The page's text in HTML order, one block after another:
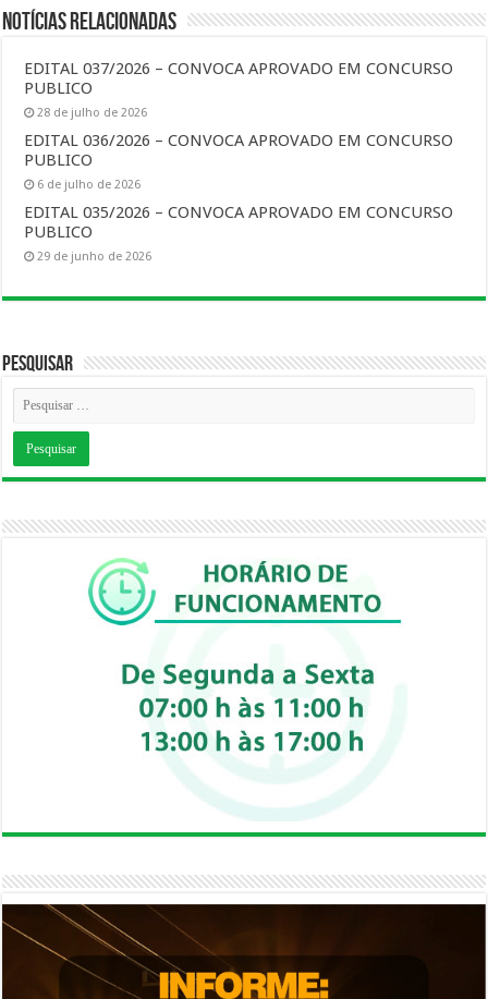
Notícias Relacionadas
EDITAL 037/2026 – CONVOCA APROVADO EM CONCURSO
PUBLICO
28 de julho de 2026
EDITAL 036/2026 – CONVOCA APROVADO EM CONCURSO
PUBLICO
6 de julho de 2026
EDITAL 035/2026 – CONVOCA APROVADO EM CONCURSO
PUBLICO
29 de junho de 2026
Pesquisar